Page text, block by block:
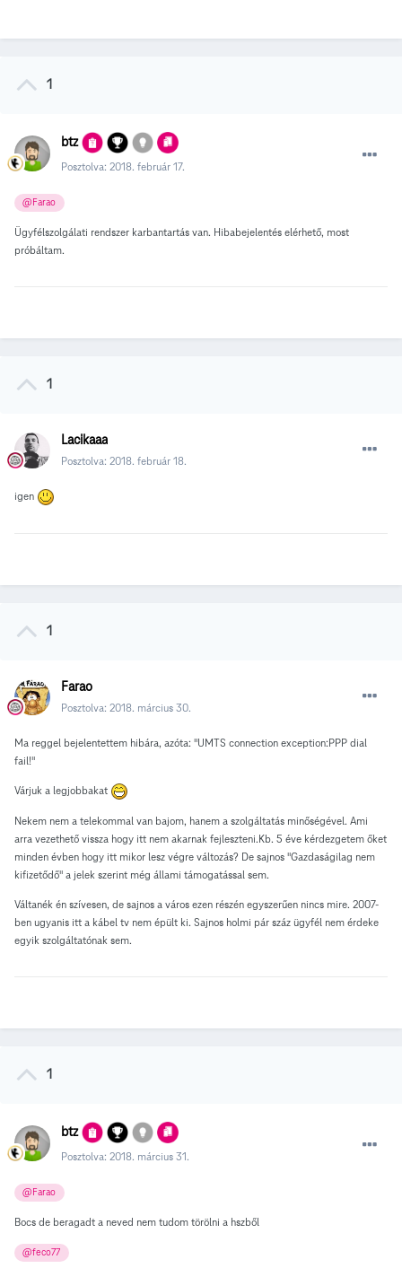
1
btz
Posztolva: 2018. február 17.
@Farao
Ügyfélszolgálati rendszer karbantartás van. Hibabejelentés elérhető, most
próbáltam.
1
Lacikaaa
Posztolva: 2018. február 18.
igen
1
Farao
Posztolva: 2018. március 30.
Ma reggel bejelentettem hibára, azóta: "UMTS connection exception:PPP dial
fail!"
Várjuk a legjobbakat
Nekem nem a telekommal van bajom, hanem a szolgáltatás minőségével. Ami
arra vezethető vissza hogy itt nem akarnak fejleszteni.Kb. 5 éve kérdezgetem őket
minden évben hogy itt mikor lesz végre változás? De sajnos "Gazdaságilag nem
kifizetődő" a jelek szerint még állami támogatással sem.
Váltanék én szívesen, de sajnos a város ezen részén egyszerűen nincs mire. 2007-
ben ugyanis itt a kábel tv nem épült ki. Sajnos holmi pár száz ügyfél nem érdeke
egyik szolgáltatónak sem.
1
btz
Posztolva: 2018. március 31.
@Farao
Bocs de beragadt a neved nem tudom törölni a hszből
@feco77